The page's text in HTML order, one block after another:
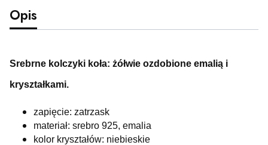
Opis
Srebrne kolczyki koła: żółwie ozdobione emalią i
kryształkami.
zapięcie: zatrzask
materiał: srebro 925, emalia
kolor kryształów: niebieskie